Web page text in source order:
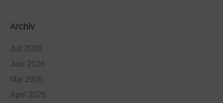
Archiv
Juli 2026
Juni 2026
Mai 2026
April 2026